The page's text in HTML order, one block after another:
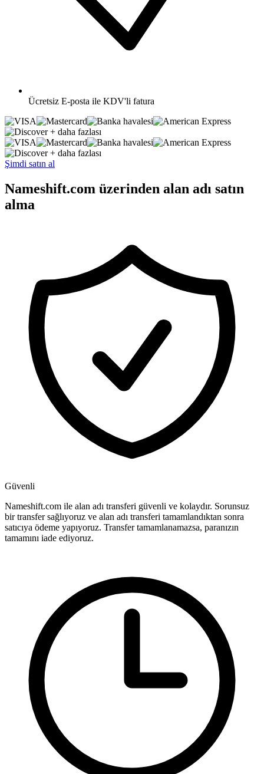
Ücretsiz E-posta ile KDV'li fatura
+ daha fazlası
+ daha fazlası
Şimdi satın al
Nameshift.com üzerinden alan adı satın
alma
Güvenli
Nameshift.com ile alan adı transferi güvenli ve kolaydır. Sorunsuz
bir transfer sağlıyoruz ve alan adı transferi tamamlandıktan sonra
satıcıya ödeme yapıyoruz. Transfer tamamlanamazsa, paranızın
tamamını iade ediyoruz.